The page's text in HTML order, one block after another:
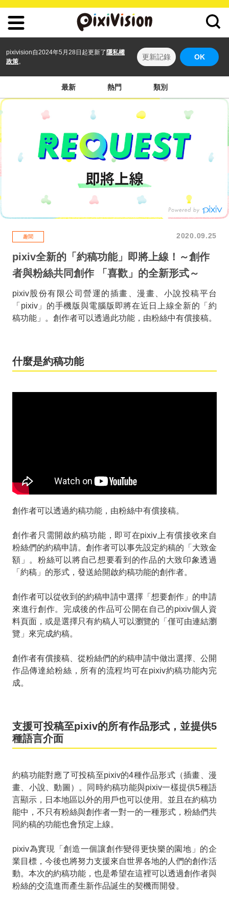
pixivision自2024年5月28日起更新了 隱私權
政策。
更新記錄 OK
最新 熱門 類別
趣聞 2020.09.25
pixiv全新的「約稿功能」即將上線！～創作
者與粉絲共同創作 「喜歡」的全新形式～
pixiv股份有限公司營運的插畫、漫畫、小說投稿平台
「pixiv」的手機版與電腦版即將在近日上線全新的「約
稿功能」。創作者可以透過此功能，由粉絲中有償接稿。
什麼是約稿功能
創作者可以透過約稿功能，由粉絲中有償接稿。
創作者只需開啟約稿功能，即可在pixiv上有償接收來自
粉絲們的約稿申請。創作者可以事先設定約稿的「大致金
額」。粉絲可以將自己想要看到的作品的大致印象透過
「約稿」的形式，發送給開啟約稿功能的創作者。
創作者可以從收到的約稿申請中選擇「想要創作」的申請
來進行創作。完成後的作品可公開在自己的pixiv個人資
料頁面，或是選擇只有約稿人可以瀏覽的「僅可由連結瀏
覽」來完成約稿。
創作者有償接稿、從粉絲們的約稿申請中做出選擇、公開
作品傳達給粉絲，所有的流程均可在pixiv約稿功能內完
成。
支援可投稿至pixiv的所有作品形式，並提供5
種語言介面
約稿功能對應了可投稿至pixiv的4種作品形式（插畫、漫
畫、小說、動圖）。同時約稿功能與pixiv一樣提供5種語
言顯示，日本地區以外的用戶也可以使用。並且在約稿功
能中，不只有粉絲與創作者一對一的一種形式，粉絲們共
同約稿的功能也會預定上線。
pixiv為實現「創造一個讓創作變得更快樂的園地」的企
業目標，今後也將努力支援來自世界各地的人們的創作活
動。本次的約稿功能，也是希望在這裡可以透過創作者與
粉絲的交流進而產生新作品誕生的契機而開發。